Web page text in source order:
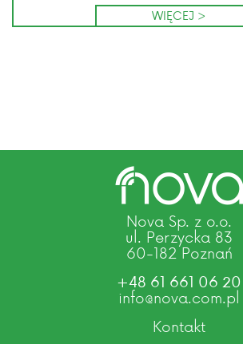
WIĘCEJ >
Nova Sp. z o.o.
ul. Perzycka 83
60-182 Poznań
+48 61 661 06 20
info@nova.com.pl
Kontakt